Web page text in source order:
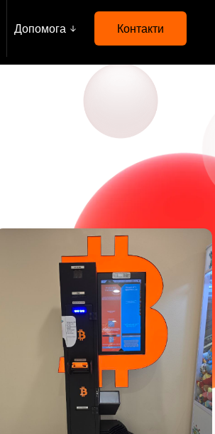
Допомога Контакти